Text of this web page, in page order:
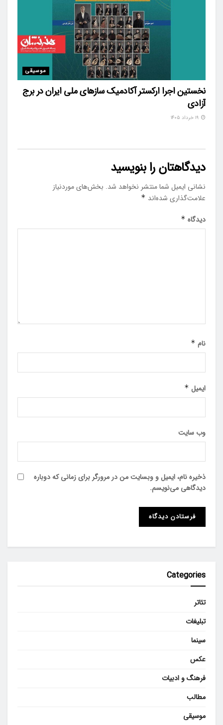
موسیقی
نخستین اجرا ارکستر آکادمیک سازهای ملی ایران در برج
آزادی
دیدگاهتان را بنویسید
نشانی ایمیل شما منتشر نخواهد شد. بخش‌های موردنیاز
علامت‌گذاری شده‌اند *
دیدگاه *
نام *
ایمیل *
وب‌ سایت
ذخیره نام، ایمیل و وبسایت من در مرورگر برای زمانی که دوباره
دیدگاهی می‌نویسم.
Categories
تئاتر
تبلیغات
سینما
عکس
فرهنگ و ادبیات
مطالب
موسیقی